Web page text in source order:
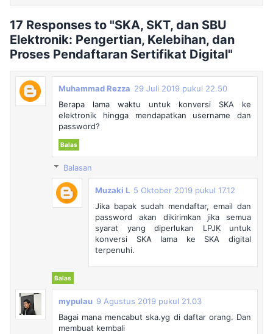
17 Responses to "SKA, SKT, dan SBU
Elektronik: Pengertian, Kelebihan, dan
Proses Pendaftaran Sertifikat Digital"
Muhammad Rezza 29 Juli 2019 pukul 22.50
Berapa lama waktu untuk konversi SKA ke
elektronik hingga mendapatkan username dan
password?
Balas
Balasan
Muzaki L 5 Oktober 2019 pukul 17.12
Jika bapak sudah mendaftar, email dan
password akan dikirimkan jika semua
syarat yang diperlukan LPJK untuk
konversi SKA lama ke SKA digital
terpenuhi.
Balas
mypulau 9 Agustus 2019 pukul 21.03
Bagai mana mencabut ska.yg di daftar orang. Dan
membuat kembali